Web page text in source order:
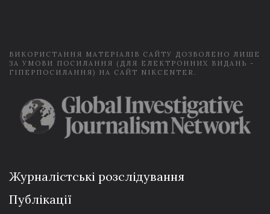
ВИКОРИСТАННЯ МАТЕРІАЛІВ САЙТУ ДОЗВОЛЕНО ЛИШЕ
ЗА УМОВИ ПОСИЛАННЯ (ДЛЯ ЕЛЕКТРОННИХ ВИДАНЬ -
ГІПЕРПОСИЛАННЯ) НА САЙТ NIKCENTER.
Журналістські розслідування
Публікації